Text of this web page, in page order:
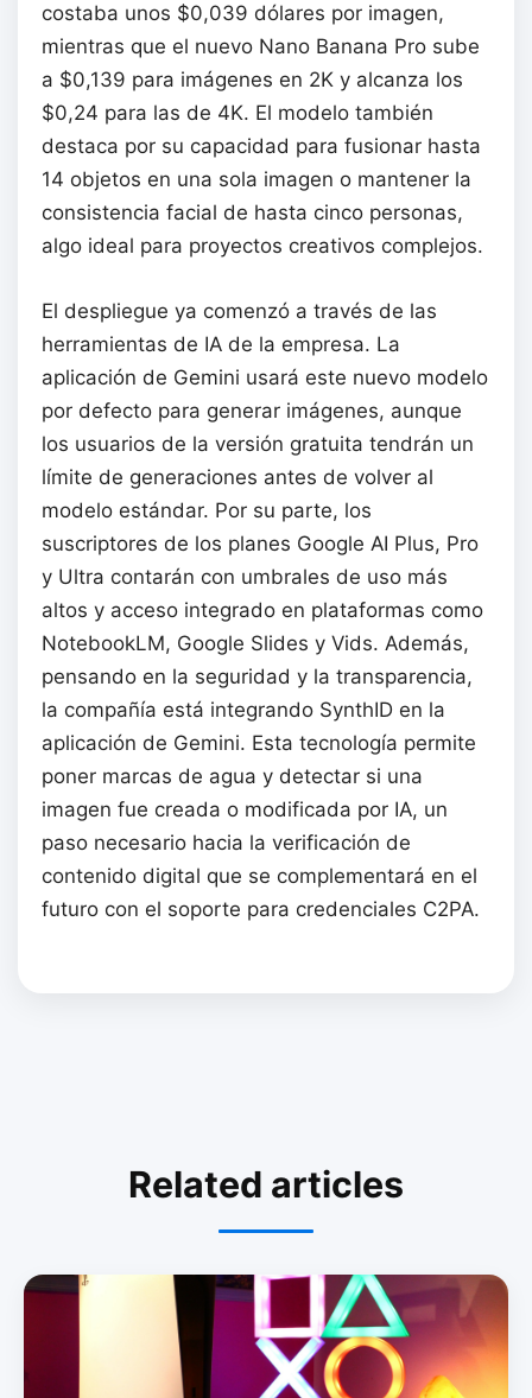
costaba unos $0,039 dólares por imagen,
mientras que el nuevo Nano Banana Pro sube
a $0,139 para imágenes en 2K y alcanza los
$0,24 para las de 4K. El modelo también
destaca por su capacidad para fusionar hasta
14 objetos en una sola imagen o mantener la
consistencia facial de hasta cinco personas,
algo ideal para proyectos creativos complejos.
El despliegue ya comenzó a través de las
herramientas de IA de la empresa. La
aplicación de Gemini usará este nuevo modelo
por defecto para generar imágenes, aunque
los usuarios de la versión gratuita tendrán un
límite de generaciones antes de volver al
modelo estándar. Por su parte, los
suscriptores de los planes Google AI Plus, Pro
y Ultra contarán con umbrales de uso más
altos y acceso integrado en plataformas como
NotebookLM, Google Slides y Vids. Además,
pensando en la seguridad y la transparencia,
la compañía está integrando SynthID en la
aplicación de Gemini. Esta tecnología permite
poner marcas de agua y detectar si una
imagen fue creada o modificada por IA, un
paso necesario hacia la verificación de
contenido digital que se complementará en el
futuro con el soporte para credenciales C2PA.
Related articles